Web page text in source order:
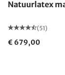
Natuurlatex
(51)
€ 679,00